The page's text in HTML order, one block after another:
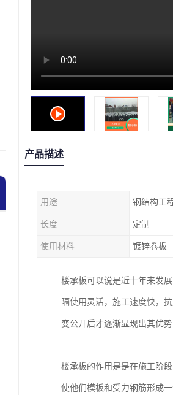
产品描述
用途 钢结构工
长度 定制
使用材料 镀锌卷板
楼承板可以说是近十年来发
隔使用灵活，施工速度快，
变公开后才逐渐显现出其优势
楼承板的作用是是在施工阶
使他们模板和受力钢筋形成一